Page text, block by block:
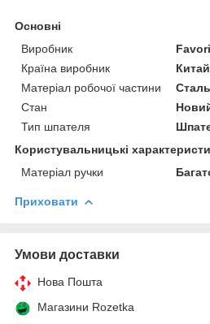
Основні
Виробник
Країна виробник
Китай
Матеріал робочої частини
Сталь
Стан
Тип шпателя
Користувальницькі
Матеріал ручки
Приховати
Умови доставки
Нова Пошта
Магазини Rozetka